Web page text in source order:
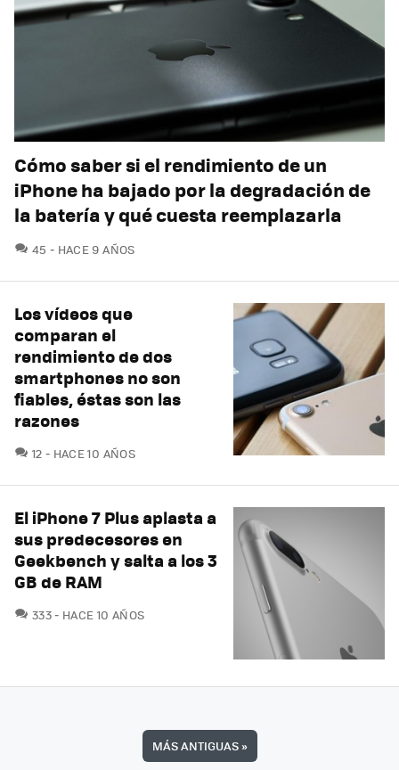
Cómo saber si el rendimiento de un
iPhone ha bajado por la degradación de
la batería y qué cuesta reemplazarla
45 COMENTARIOS
HACE 9 AÑOS
Los vídeos que
comparan el
rendimiento de dos
smartphones no son
fiables, éstas son las
razones
12 COMENTARIOS
HACE 10 AÑOS
El iPhone 7 Plus aplasta a
sus predecesores en
Geekbench y salta a los 3
GB de RAM
333COMENTARIOS
HACE 10 AÑOS
MÁS ANTIGUAS»